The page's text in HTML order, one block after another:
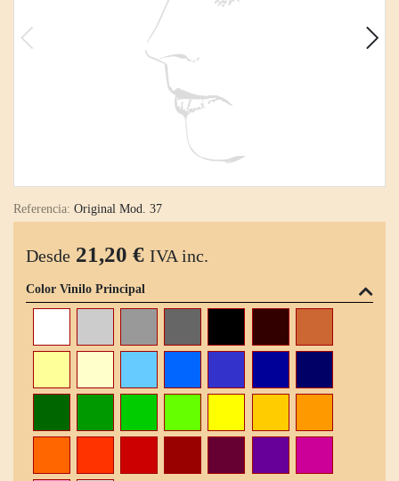
Referencia: Original Mod. 37
Desde 21,20 € IVA inc.
Color Vinilo Principal